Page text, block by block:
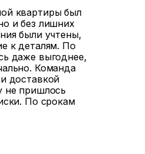
квартиры был
и без лишних
были учтены,
к деталям. По
даже выгоднее,
Команда
доставкой
не пришлось
По срокам